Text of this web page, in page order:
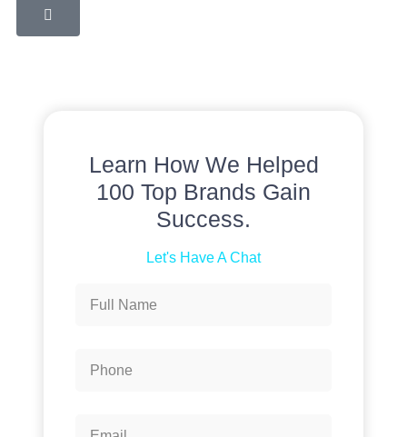
Learn How We Helped
100 Top Brands Gain
Success.
Let's Have A Chat